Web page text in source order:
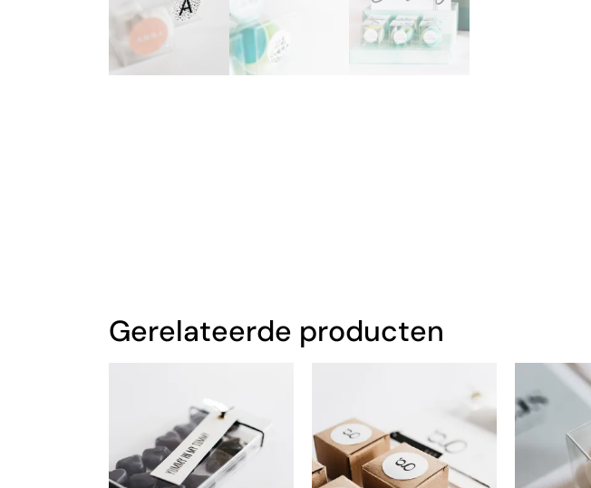
Gerelateerde producten